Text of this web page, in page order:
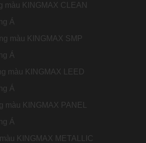
màu KINGMAX CLEAN
màu KINGMAX SMP
màu KINGMAX LEED
màu KINGMAX PANEL
KINGMAX METALLIC